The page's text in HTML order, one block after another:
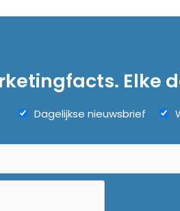
Elke
Dagelijkse nieuwsbrief